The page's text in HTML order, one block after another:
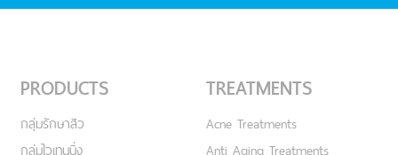
PRODUCTS
กลุ่มรักษาสิว
กลุ่มไวเทนนิ่ง
TREATMENTS
Acne Treatments
Anti Aging Treatments